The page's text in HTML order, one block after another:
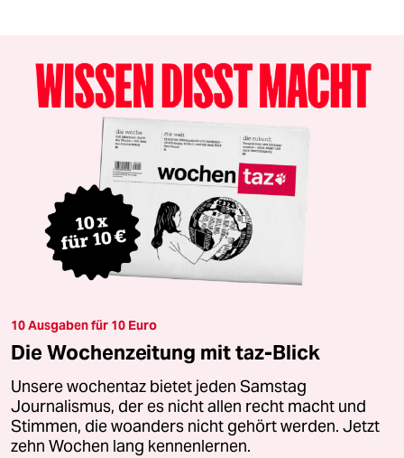
10 Ausgaben für 10 Euro
Die Wochenzeitung mit taz-Blick
Unsere wochentaz bietet jeden Samstag
Journalismus, der es nicht allen recht macht und
Stimmen, die woanders nicht gehört werden. Jetzt
zehn Wochen lang kennenlernen.